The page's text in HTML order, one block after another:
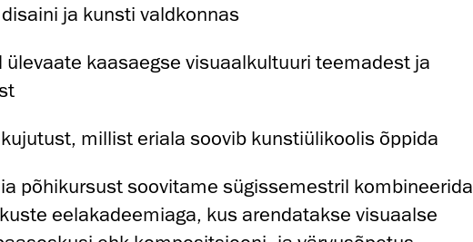
ja kunsti valdkonnas
ülevaate kaasaegse visuaalkultuuri teemadest ja
millist eriala soovib kunstiülikoolis õppida
põhikursust soovitame sügissemestril kombineerida
eelakadeemiaga, kus arendatakse visuaalse